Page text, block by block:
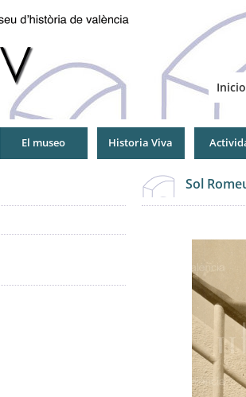
Inicio
El museo Historia Viva
Sol